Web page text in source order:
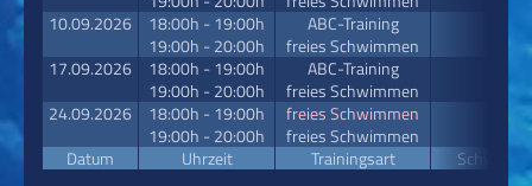
10.09.2026
18:00h - 19:00h
ABC-Training
19:00h - 20:00h
freies Schwimmen
17.09.2026
18:00h - 19:00h
ABC-Training
19:00h - 20:00h
freies Schwimmen
24.09.2026
18:00h - 19:00h
freies Schwimmen
19:00h - 20:00h
freies Schwimmen
Datum
Uhrzeit Trainingsart